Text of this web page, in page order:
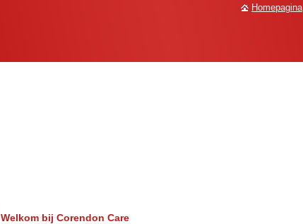
Welkom bij Corendon Care
Homepagina